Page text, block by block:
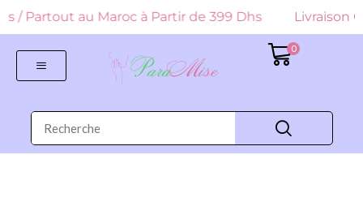
/ Partout au Maroc à Partir de 399 Dhs Livraison
0